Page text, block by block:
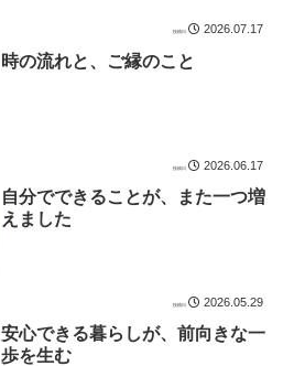
2026.07.17
時の流れと、ご縁のこと
2026.06.17
自分でできることが、また一つ増
えました
2026.05.29
安心できる暮らしが、前向きな一
歩を生む